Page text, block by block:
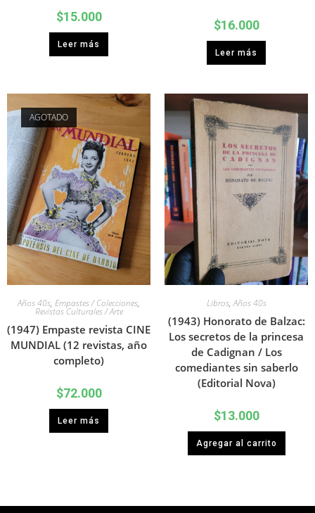
$15.000
Leer más
$16.000
Leer más
AGOTADO
Años 40s, Empastes / Colecciones,
Revistas Culturales / Arte
(1947) Empaste revista CINE
MUNDIAL (12 revistas, año
completo)
$72.000
Leer más
Libros,Años 40s
(1943) Honorato de Balzac:
Los secretos de la princesa
de Cadignan / Los
comediantes sin saberlo
(Editorial Nova)
$13.000
Agregar al carrito